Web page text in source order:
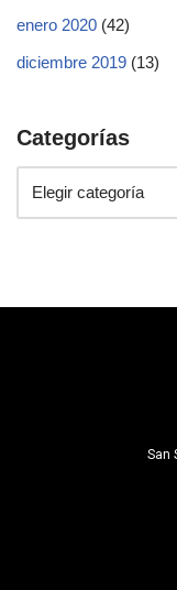
enero 2020 (42)
diciembre 2019 (13)
Categorías
San